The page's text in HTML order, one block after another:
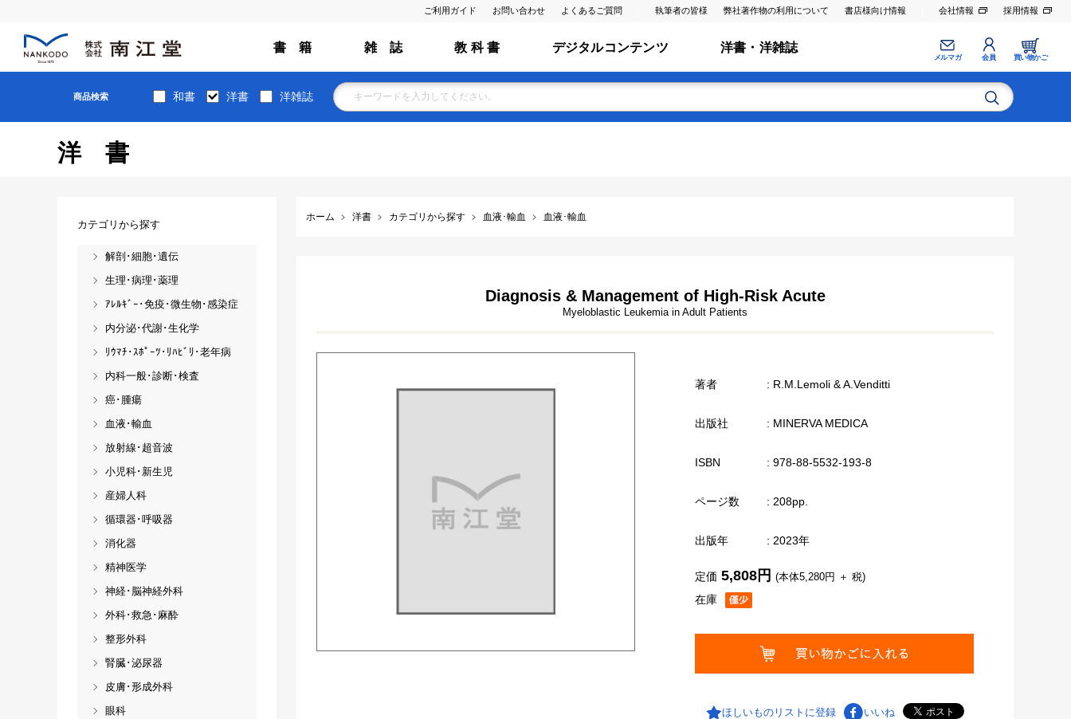
ご利用ガイド お問い合わせ よくあるご質問 執筆者の皆様 弊社著作物の利用について 書店様向け情報 会社情報 採用情報
書 籍 雑 誌 教 科 書 デジタルコンテンツ 洋書・洋雑誌
メルマガ 会員 買い物かご
商品検索 和書 洋書 洋雑誌
洋書
ホーム 洋書 カテゴリから探す 血液･輸血 血液･輸血
Diagnosis & Management of High-Risk Acute
Myeloblastic Leukemia in Adult Patients
著者 : R.M.Lemoli & A.Venditti
出版社 : MINERVA MEDICA
ISBN : 978-88-5532-193-8
ページ数 : 208pp.
出版年 : 2023年
在庫
定価 5,808円 (本体5,280円 ＋ 税)
ほしいものリストに登録 いいね
カテゴリから探す
解剖･細胞･遺伝
生理･病理･薬理
ｱﾚﾙｷﾞｰ･免疫･微生物･感染症
内分泌･代謝･生化学
ﾘｳﾏﾁ･ｽﾎﾟｰﾂ･ﾘﾊﾋﾞﾘ･老年病
内科一般･診断･検査
癌･腫瘍
血液･輸血
放射線･超音波
小児科･新生児
産婦人科
循環器･呼吸器
消化器
精神医学
神経･脳神経外科
外科･救急･麻酔
整形外科
腎臓･泌尿器
皮膚･形成外科
眼科